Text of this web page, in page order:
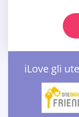
iLove gli